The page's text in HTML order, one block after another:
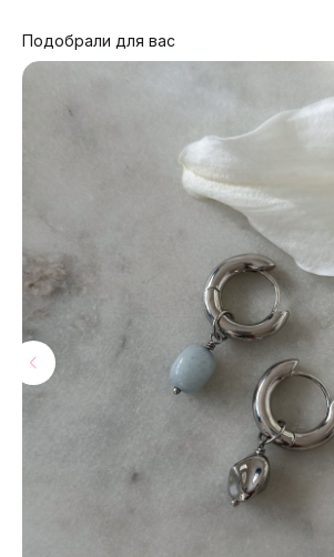
Подобрали для вас
МАГАЗИНЫ
Потрогать, примерить,
ВЛЮБИТЬСЯ И КУПИТЬ
наш бренд вы можете по адресу